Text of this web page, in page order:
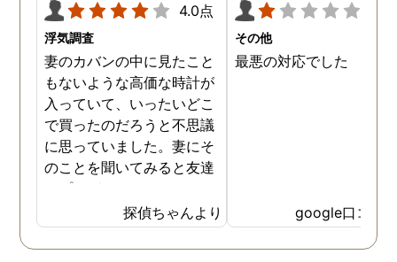
4.0点
浮気調査
妻のカバンの中に見たこと
もないような高価な時計が
入っていて、いったいどこ
で買ったのだろうと不思議
に思っていました。妻にそ
のことを聞いてみると友達
にプレゼントでもらったと
のこと。それ以上は突っ込
んで聞きませんでしたが、
友達からもらうにしてはあ
探偵ちゃんより
その他
最悪の対応でした
google口コミ